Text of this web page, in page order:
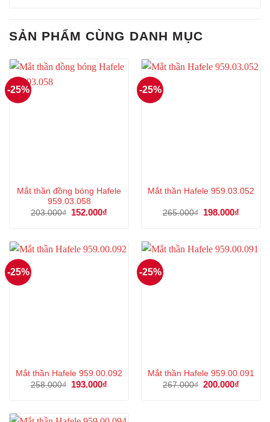
SẢN PHẨM CÙNG DANH MỤC
-25%
Mắt thần đồng bóng Hafele
959.03.058
203.000₫
Giá
152.000₫
152.000₫.
-25%
Mắt thần Hafele 959.03.052
265.000₫
Giá
198.000₫
-25%
Mắt thần Hafele 959.00.092
258.000₫
Giá
193.000₫
-25%
Mắt thần Hafele 959.00.091
267.000₫ Giá
200.000₫